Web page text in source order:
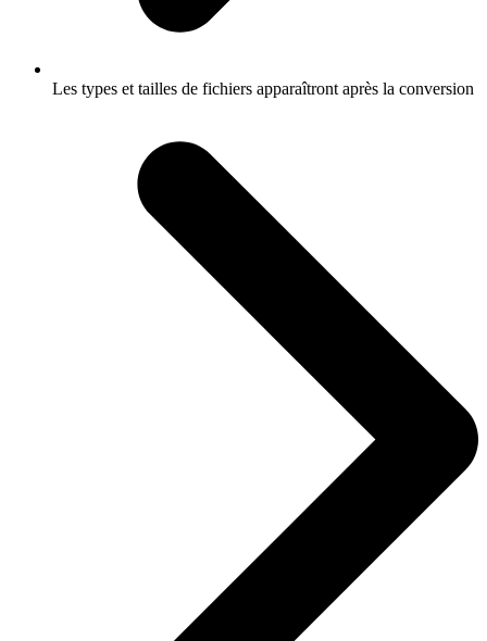
Les types et tailles de fichiers apparaîtront après la conversion